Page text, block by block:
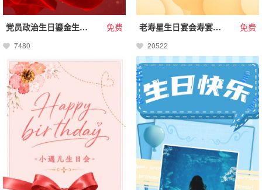
党员政治生日鎏金生日邀请函祝福请柬 免费
7480
老寿星生日宴会寿宴电子请柬请柬 免费
20522